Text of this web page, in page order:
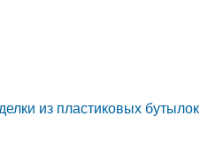
из пластиковых бутылок